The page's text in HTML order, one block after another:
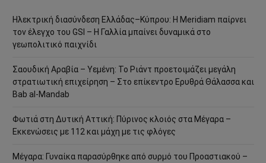
Ηλεκτρική διασύνδεση Ελλάδας–Κύπρου: Η Meridiam παίρνει
τον έλεγχο του GSI – Η Γαλλία μπαίνει δυναμικά στο
γεωπολιτικό παιχνίδι
Σαουδική Αραβία – Υεμένη: Το Ριάντ προετοιμάζει μεγάλη
στρατιωτική επιχείρηση – Στο επίκεντρο Ερυθρά Θάλασσα και
Bab al-Mandab
Φωτιά στη Δυτική Αττική: Πύρινος κλοιός στα Μέγαρα –
Εκκενώσεις με 112 και μάχη με τις φλόγες
Μέγαρα: Γυναίκα παρασύρθηκε από συρμό του Προαστιακού –